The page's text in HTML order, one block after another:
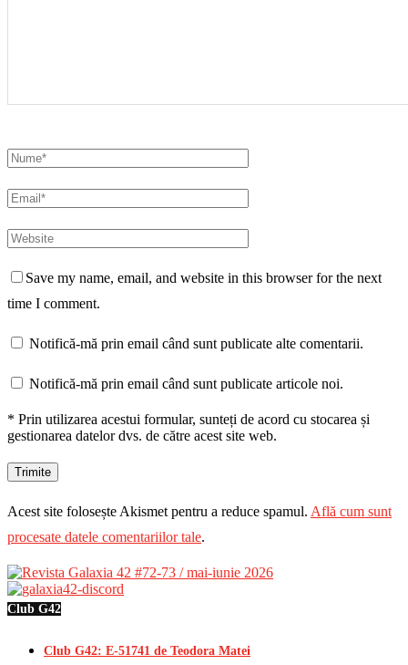
Save my name, email, and website in this browser for the next
time I comment.
Notifică-mă prin email când sunt publicate alte comentarii.
Notifică-mă prin email când sunt publicate articole noi.
* Prin utilizarea acestui formular, sunteți de acord cu stocarea și
gestionarea datelor dvs. de către acest site web.
Acest site folosește Akismet pentru a reduce spamul. Află cum sunt
procesate datele comentariilor tale.
Club G42
Club G42: E-51741 de Teodora Matei